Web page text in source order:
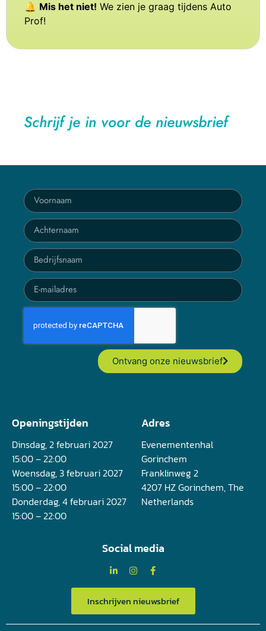
🔔 Mis het niet! We zien je graag tijdens Auto
Prof!
Schrijf je in voor de nieuwsbrief
Ontvang onze nieuwsbrief
Openingstijden
Dinsdag, 2 februari 2027
15:00 – 22:00
Woensdag, 3 februari 2027
15:00 – 22:00
Donderdag, 4 februari 2027
15:00 – 22:00
Adres
Evenementenhal
Gorinchem
Franklinweg 2
4207 HZ Gorinchem, The
Netherlands
Social media
Inschrijven nieuwsbrief